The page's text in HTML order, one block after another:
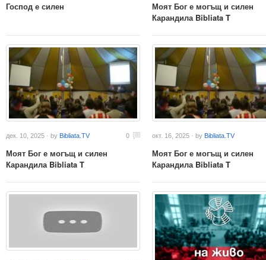
Господ е силен
Моят Бог е могъщ и силен
Карандила Bibliata T
дек. 10, 2025 · by Bibliata.TV 0
Моят Бог е могъщ и силен
Карандила Bibliata T
окт. 16, 2025 · by Bibliata.TV
Моят Бог е могъщ и силен
Карандила Bibliata T